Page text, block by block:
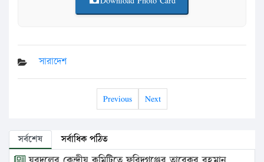
সারাদেশ
Previous Next
সর্বশেষ সর্বাধিক পঠিত